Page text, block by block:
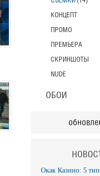
КОНЦЕПТ
ПРОМО
ПРЕМЬЕРА
СКРИНШОТЫ
NUDE
ОБОИ
Окак Казино: 5